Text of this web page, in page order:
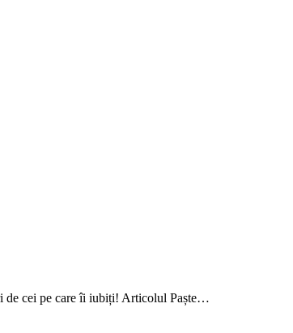
de cei pe care îi iubiți! Articolul Paște…